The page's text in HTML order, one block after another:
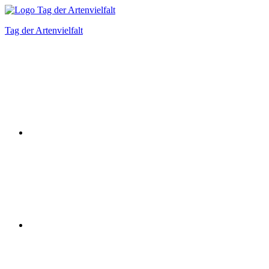
Zum
springen
Tag der Artenvielfalt